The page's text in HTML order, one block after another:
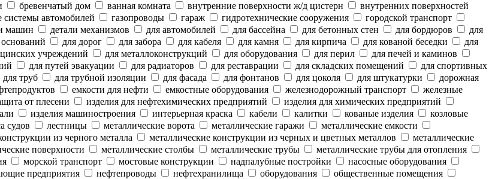
бревенчатый дом ванная комната внутренние поверхности ж/д цистерн
внутренних поверхностей
автомобилей газопроводы гараж гидротехнические сооружения
городской транспорт
машин детали механизмов для автомобилей для бассейна для бетонных стен для бордюров
для
оснований для дорог для забора для кабеля для камня для кирпича для кованой беседки
для
учреждений для металлоконструкций для оборудования для перил
для печей и каминов
для путей эвакуации для радиаторов для реставрации для складских помещений
для спортивных
для труб для трубной изоляции для фасада для фонтанов для цоколя для штукатурки
дорожная
емкости для нефти емкостные оборудования железнодорожный транспорт
железные
от плесени изделия для нефтехимических предприятий
изделия для химических предприятий
изделия машиностроения интерьерная краска кабели калитки кованые изделия
козловые
судов лестницы металлические ворота металлические гаражи
металлические емкости
из черного металла металлические конструкции из черных и цветных металлов
металлические
поверхности металлические столбы металлические трубы
металлические трубы для отопления
морской транспорт мостовые конструкции надпалубные постройки
насосные оборудования
предприятия нефтепроводы нефтехранилища оборудования
общественные помещения